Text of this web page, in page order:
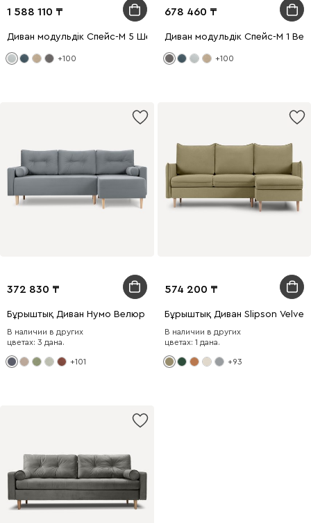
1 588 110
Диван модульдік Спейс-М 5 Шенилл Светло-серый
+100
678 460
Диван модульдік Спейс-М 1
+100
372 830
Бұрыштық Диван Нумо Велюр Серый
В наличии в других
цветах: 3 дана.
+101
574 200
Бұрыштық Диван Slipson Velvet
В наличии в других
цветах: 1 дана.
+93